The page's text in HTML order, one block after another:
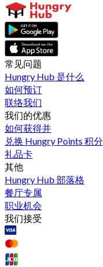
常见问题
Hungry Hub 是什么
如何预订
联络我们
我们的优惠
如何获得并
兑换 Hungry Points 积分
礼品卡
其他
Hungry Hub 部落格
餐厅专属
职业机会
我们接受